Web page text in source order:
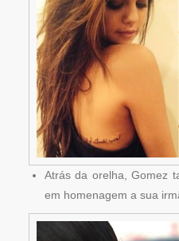
Atrás da orelha, Gomez
em homenagem a sua